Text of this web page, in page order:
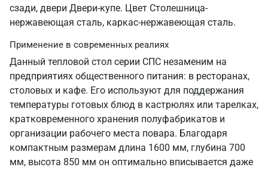
сзади, двери Двери-купе. Цвет Столешница-
нержавеющая сталь, каркас-нержавеющая сталь.
Применение в современных реалиях
Данный тепловой стол серии СПС незаменим на
предприятиях общественного питания: в ресторанах,
столовых и кафе. Его используют для поддержания
температуры готовых блюд в кастрюлях или тарелках,
кратковременного хранения полуфабрикатов и
организации рабочего места повара. Благодаря
компактным размерам длина 1600 мм, глубина 700
мм, высота 850 мм он оптимально вписывается даже